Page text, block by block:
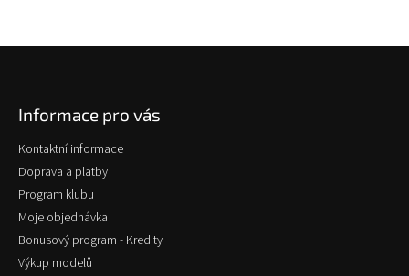
Informace pro vás
Kontaktní informace
Doprava a platby
Program klubu
Moje objednávka
Bonusový program - Kredity
Výkup modelů